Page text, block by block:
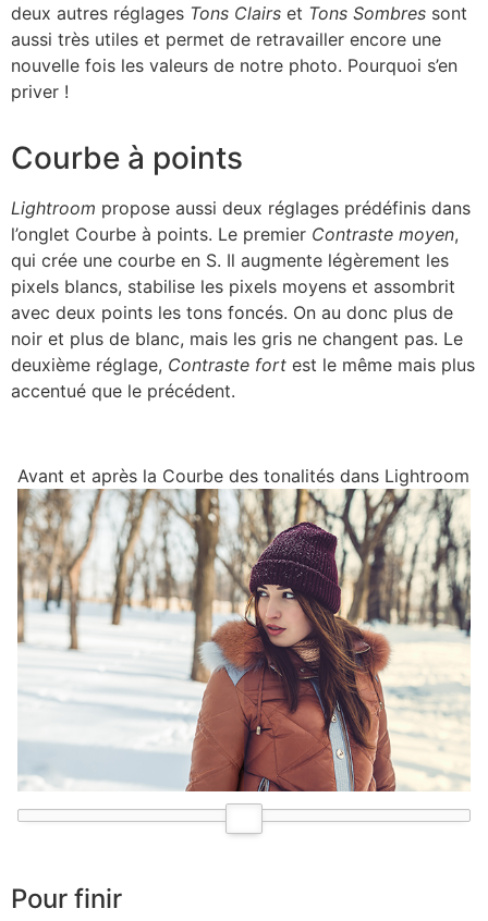
deux autres réglages Tons Clairs et Tons Sombres sont
aussi très utiles et permet de retravailler encore une
nouvelle fois les valeurs de notre photo. Pourquoi s’en
priver !
Courbe à points
Lightroom propose aussi deux réglages prédéfinis dans
l’onglet Courbe à points. Le premier Contraste moyen,
qui crée une courbe en S. Il augmente légèrement les
pixels blancs, stabilise les pixels moyens et assombrit
avec deux points les tons foncés. On au donc plus de
noir et plus de blanc, mais les gris ne changent pas. Le
deuxième réglage, Contraste fort est le même mais plus
accentué que le précédent.
Avant et après la Courbe des tonalités dans Lightroom
Pour finir